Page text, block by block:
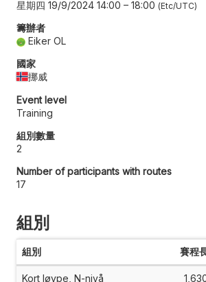
星期四 19/9/2024 14:00 – 18:00 Etc/UTC
籌辦者
Eiker OL
國家
挪威
Event level
Training
組別數量
2
Number of participants with routes
17
組別
組別 賽程
Kort løype, N-nivå